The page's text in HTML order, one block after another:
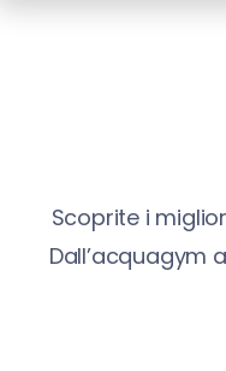
Scoprite i
Dall’acquagym